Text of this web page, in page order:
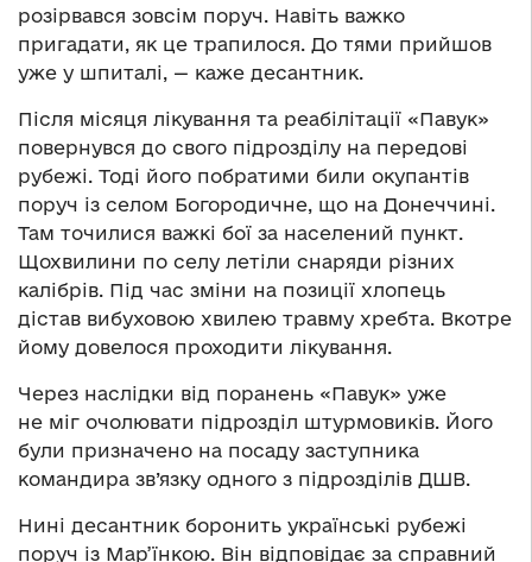
розірвався зовсім поруч. Навіть важко
пригадати, як це трапилося. До тями прийшов
уже у шпиталі, — каже десантник.
Після місяця лікування та реабілітації «Павук»
повернувся до свого підрозділу на передові
рубежі. Тоді його побратими били окупантів
поруч із селом Богородичне, що на Донеччині.
Там точилися важкі бої за населений пункт.
Щохвилини по селу летіли снаряди різних
калібрів. Під час зміни на позиції хлопець
дістав вибуховою хвилею травму хребта. Вкотре
йому довелося проходити лікування.
Через наслідки від поранень «Павук» уже
не міг очолювати підрозділ штурмовиків. Його
були призначено на посаду заступника
командира зв’язку одного з підрозділів ДШВ.
Нині десантник боронить українські рубежі
поруч із Мар’їнкою. Він відповідає за справний